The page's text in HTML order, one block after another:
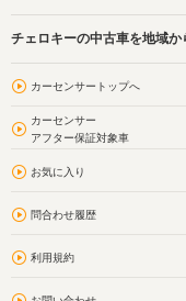
チェロキーの中古車を地域か
カーセンサートップへ
カーセンサー
アフター保証対象車
お気に入り
問合わせ履歴
利用規約